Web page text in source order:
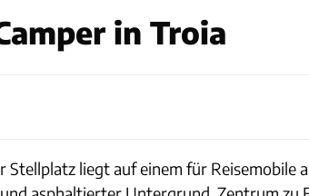
in Troia
liegt auf einem für Reisemobile